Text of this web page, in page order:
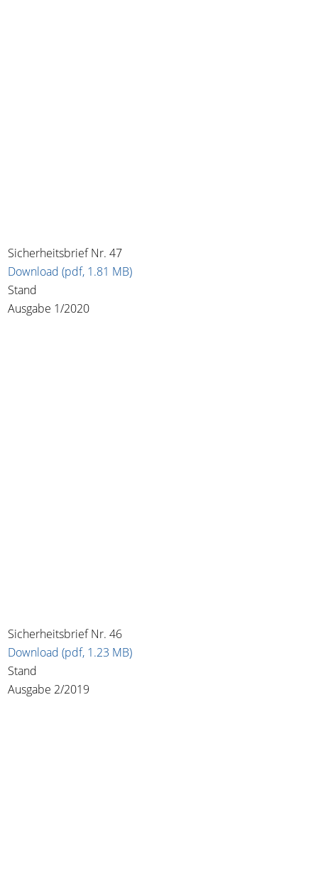
Sicherheitsbrief Nr. 47
Download (pdf, 1.81 MB)
Stand
Ausgabe 1/2020
Sicherheitsbrief Nr. 46
Download (pdf, 1.23 MB)
Stand
Ausgabe 2/2019